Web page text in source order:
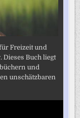
Freizeit und
Dieses Buch liegt
und
unschätzbaren